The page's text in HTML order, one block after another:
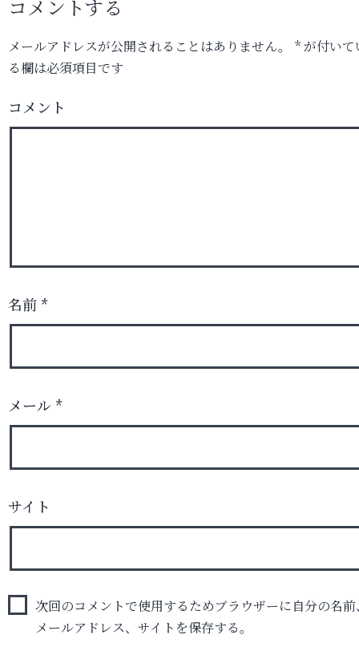
コメントする
メールアドレスが公開されることはありません。 *が付いて
る欄は必須項目です
コメント
名前 *
メール *
サイト
次回のコメントで使用するためブラウザーに自分の名前
メールアドレス、サイトを保存する。